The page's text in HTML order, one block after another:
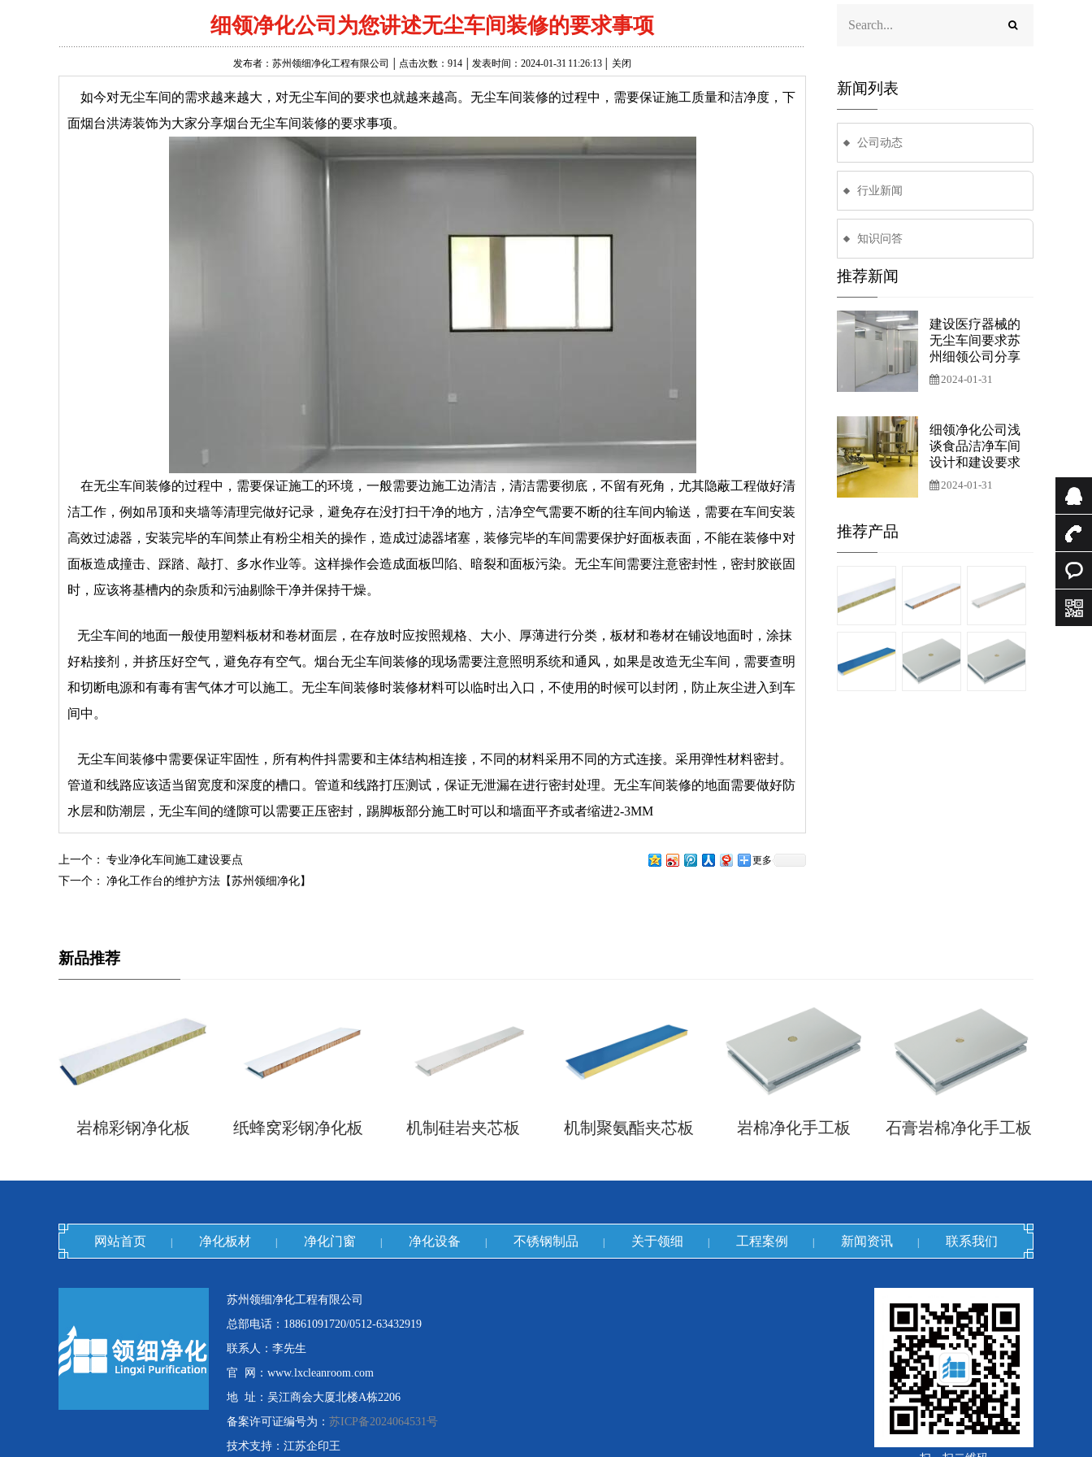
新闻列表
公司动态
行业新闻
知识问答
推荐新闻
建设医疗器械的
无尘车间要求苏
州细领公司分享
2024-01-31
细领净化公司浅
谈食品洁净车间
设计和建设要求
2024-01-31
推荐产品
细领净化公司为您讲述无尘车间装修的要求事项
发布者：苏州领细净化工程有限公司 │ 点击次数：914 │ 发表时间：2024-01-31 11:26:13 │ 关闭
如今对无尘车间的需求越来越大，对无尘车间的要求也就越来越高。无尘车间装修的过程中，需要保证施工质量和洁净度，下
面烟台洪涛装饰为大家分享烟台无尘车间装修的要求事项。
在无尘车间装修的过程中，需要保证施工的环境，一般需要边施工边清洁，清洁需要彻底，不留有死角，尤其隐蔽工程做好清
洁工作，例如吊顶和夹墙等清理完做好记录，避免存在没打扫干净的地方，洁净空气需要不断的往车间内输送，需要在车间安装
高效过滤器，安装完毕的车间禁止有粉尘相关的操作，造成过滤器堵塞，装修完毕的车间需要保护好面板表面，不能在装修中对
面板造成撞击、踩踏、敲打、多水作业等。这样操作会造成面板凹陷、暗裂和面板污染。无尘车间需要注意密封性，密封胶嵌固
时，应该将基槽内的杂质和污油剔除干净并保持干燥。
无尘车间的地面一般使用塑料板材和卷材面层，在存放时应按照规格、大小、厚薄进行分类，板材和卷材在铺设地面时，涂抹
好粘接剂，并挤压好空气，避免存有空气。烟台无尘车间装修的现场需要注意照明系统和通风，如果是改造无尘车间，需要查明
和切断电源和有毒有害气体才可以施工。无尘车间装修时装修材料可以临时出入口，不使用的时候可以封闭，防止灰尘进入到车
间中。
无尘车间装修中需要保证牢固性，所有构件抖需要和主体结构相连接，不同的材料采用不同的方式连接。采用弹性材料密封。
管道和线路应该适当留宽度和深度的槽口。管道和线路打压测试，保证无泄漏在进行密封处理。无尘车间装修的地面需要做好防
水层和防潮层，无尘车间的缝隙可以需要正压密封，踢脚板部分施工时可以和墙面平齐或者缩进2-3MM
上一个： 专业净化车间施工建设要点
下一个： 净化工作台的维护方法【苏州领细净化】
更多
新品推荐
岩棉彩钢净化板 纸蜂窝彩钢净化板 机制硅岩夹芯板 机制聚氨酯夹芯板 岩棉净化手工板 石膏岩棉净化手工板
网站首页 净化板材 净化门窗 净化设备 不锈钢制品 关于领细 工程案例 新闻资讯 联系我们
苏州领细净化工程有限公司
总部电话：18861091720/0512-63432919
联系人：李先生
官 网：www.lxcleanroom.com
地 址：吴江商会大厦北楼A栋2206
备案许可证编号为： 苏ICP备2024064531号
技术支持：江苏企印王
QQ咨
询
0512-
在线咨